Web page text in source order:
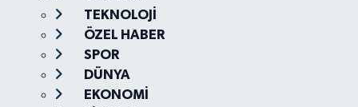
TEKNOLOJİ
ÖZEL HABER
SPOR
DÜNYA
EKONOMİ